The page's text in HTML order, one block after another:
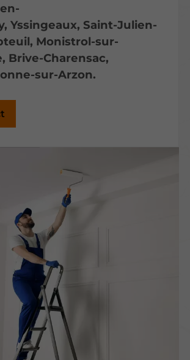
Yssingeaux, Saint-Julien-
Monistrol-sur-
Brive-Charensac,
sur-Arzon.